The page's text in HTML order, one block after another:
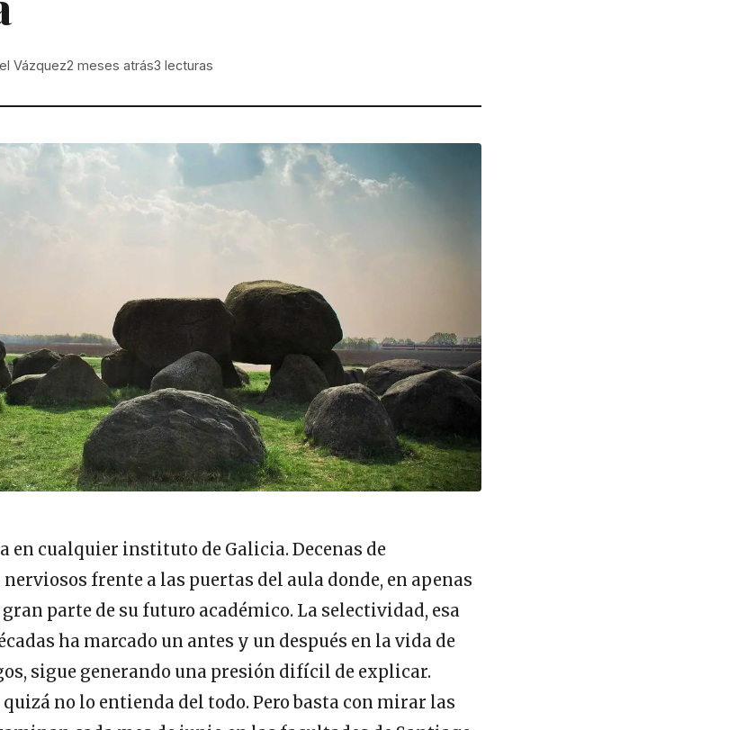
Vázquez2 meses atrás3 lecturas
en cualquier instituto de Galicia. Decenas de
frente a las puertas del aula donde, en apenas
parte de su futuro académico. La selectividad, esa
ha marcado un antes y un después en la vida de
sigue generando una presión difícil de explicar.
no lo entienda del todo. Pero basta con mirar las